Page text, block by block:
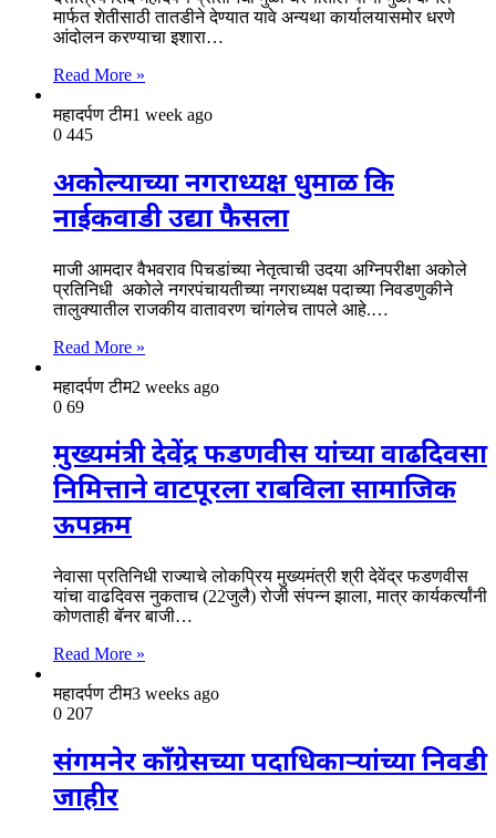
मार्फत शेतीसाठी तातडीने देण्यात यावे अन्यथा कार्यालयासमोर धरणे
आंदोलन करण्याचा इशारा…
Read More »
महादर्पण टीम1 week ago
0 445
अकोल्याच्या नगराध्यक्ष धुमाळ कि
नाईकवाडी उद्या फैसला
माजी आमदार वैभवराव पिचडांच्या नेतृत्वाची उदया अग्निपरीक्षा अकोले
प्रतिनिधी अकोले नगरपंचायतीच्या नगराध्यक्ष पदाच्या निवडणुकीने
तालुक्यातील राजकीय वातावरण चांगलेच तापले आहे.…
Read More »
महादर्पण टीम2 weeks ago
0 69
मुख्यमंत्री देवेंद्र फडणवीस यांच्या वाढदिवसा
निमित्ताने वाटपूरला राबविला सामाजिक
ऊपक्रम
नेवासा प्रतिनिधी राज्याचे लोकप्रिय मुख्यमंत्री श्री देवेंद्र फडणवीस
यांचा वाढदिवस नुकताच (22जुलै) रोजी संपन्न झाला, मात्र कार्यकर्त्यांनी
कोणताही बॅनर बाजी…
Read More »
महादर्पण टीम3 weeks ago
0 207
संगमनेर काँग्रेसच्या पदाधिकाऱ्यांच्या निवडी
जाहीर